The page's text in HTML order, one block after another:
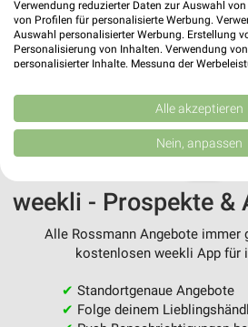
weekli - Prospekte &
Alle Rossmann Angebote
kostenlosen weekli App für
✔ Standortgenaue Angebote
✔ Folge deinem
Verwendung reduzierter Daten zur Auswahl
von Profilen für personalisierte Werbung.
Auswahl personalisierter Werbung. Erstellung
Personalisierung von Inhalten. Verwendung
personalisierter Inhalte. Messung der
Kombinationen von Daten aus verschiedenen
Verbesserung der Angebote. Verwendung
von Inhalten.
Daten können außerhalb der Europäischen
Website/App.
Partnerliste anzeigen (1 IAB-Anbieter)
Wir nutzen Ihre Daten für folgende Zwecke:
IAB-Verarbeitungszwecke:
Speichern von oder Zugriff auf
auf einem Endgerät
Alle akzeptieren
Nein, anpassen